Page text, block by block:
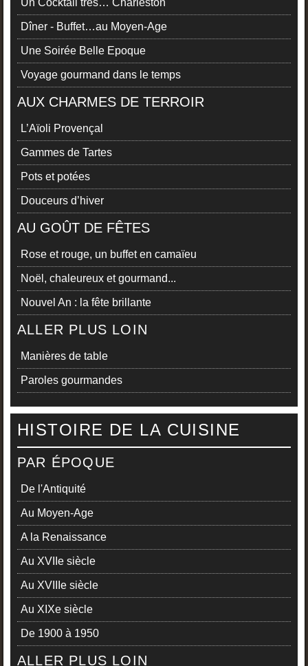
Un Cocktail très… Charleston
Dîner - Buffet…au Moyen-Age
Une Soirée Belle Epoque
Voyage gourmand dans le temps
AUX CHARMES DE TERROIR
L’Aïoli Provençal
Gammes de Tartes
Pots et potées
Douceurs d’hiver
AU GOÛT DE FÊTES
Rose et rouge, un buffet en camaïeu
Noël, chaleureux et gourmand...
Nouvel An : la fête brillante
ALLER PLUS LOIN
Manières de table
Paroles gourmandes
HISTOIRE DE LA CUISINE
PAR ÉPOQUE
De l'Antiquité
Au Moyen-Age
A la Renaissance
Au XVIIe siècle
Au XVIIIe siècle
Au XIXe siècle
De 1900 à 1950
ALLER PLUS LOIN